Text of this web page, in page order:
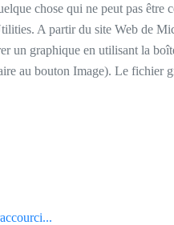
chose qui ne peut pas
A partir du site Web de
un graphique en utilisant la
au bouton Image). Le fichier